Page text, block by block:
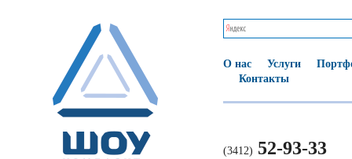
О нас Услуги
Контакты
(3412) 52-93-33